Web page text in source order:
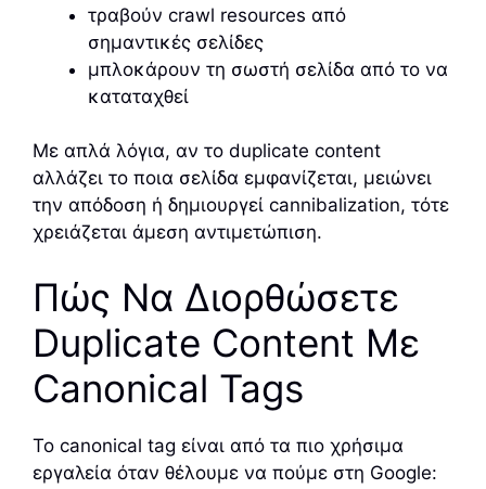
τραβούν crawl resources από
σημαντικές σελίδες
μπλοκάρουν τη σωστή σελίδα από το να
καταταχθεί
Με απλά λόγια, αν το duplicate content
αλλάζει το ποια σελίδα εμφανίζεται, μειώνει
την απόδοση ή δημιουργεί cannibalization, τότε
χρειάζεται άμεση αντιμετώπιση.
Πώς Να Διορθώσετε
Duplicate Content Με
Canonical Tags
Το canonical tag είναι από τα πιο χρήσιμα
εργαλεία όταν θέλουμε να πούμε στη Google: